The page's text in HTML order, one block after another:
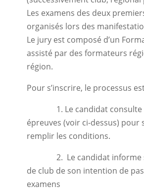
Les examens des deux
organisés lors des
Le jury est composé d’un
assisté par des formateurs
région.
Pour s’inscrire, le processus
1. Le candidat consulte
épreuves (voir ci-dessus) pour
remplir les conditions.
2. Le candidat informe
de club de son intention de
examens